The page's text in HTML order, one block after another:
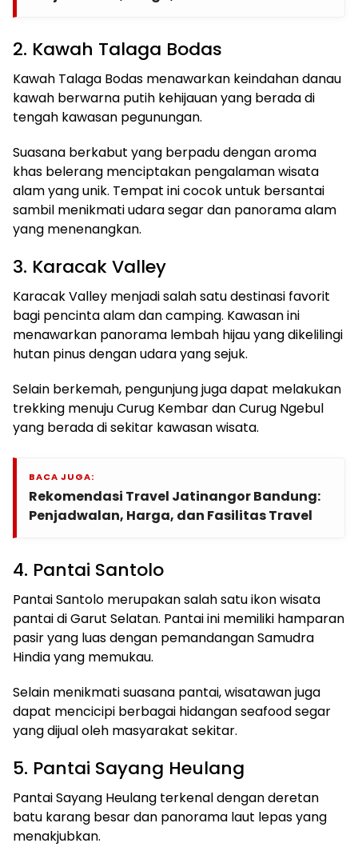
2. Kawah Talaga Bodas
Kawah Talaga Bodas menawarkan keindahan danau
kawah berwarna putih kehijauan yang berada di
tengah kawasan pegunungan.
Suasana berkabut yang berpadu dengan aroma
khas belerang menciptakan pengalaman wisata
alam yang unik. Tempat ini cocok untuk bersantai
sambil menikmati udara segar dan panorama alam
yang menenangkan.
3. Karacak Valley
Karacak Valley menjadi salah satu destinasi favorit
bagi pencinta alam dan camping. Kawasan ini
menawarkan panorama lembah hijau yang dikelilingi
hutan pinus dengan udara yang sejuk.
Selain berkemah, pengunjung juga dapat melakukan
trekking menuju Curug Kembar dan Curug Ngebul
yang berada di sekitar kawasan wisata.
BACA JUGA:
Rekomendasi Travel Jatinangor Bandung:
Penjadwalan, Harga, dan Fasilitas Travel
4. Pantai Santolo
Pantai Santolo merupakan salah satu ikon wisata
pantai di Garut Selatan. Pantai ini memiliki hamparan
pasir yang luas dengan pemandangan Samudra
Hindia yang memukau.
Selain menikmati suasana pantai, wisatawan juga
dapat mencicipi berbagai hidangan seafood segar
yang dijual oleh masyarakat sekitar.
5. Pantai Sayang Heulang
Pantai Sayang Heulang terkenal dengan deretan
batu karang besar dan panorama laut lepas yang
menakjubkan.